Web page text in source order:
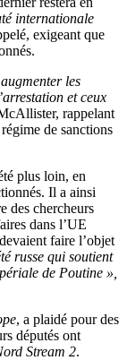
internationale
exigeant que
les
et ceux
rappelant
de sanctions
plus loin, en
Il a ainsi
des chercheurs
dans l’UE
faire l’objet
russe qui soutient
de Poutine »,
, a plaidé pour des
députés ont
Stream 2.